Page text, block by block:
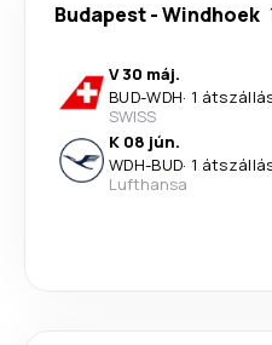
Budapest-Windhoek
V 30 máj.
BUD-WDH· 1
SWISS
K 08 jún.
WDH-BUD· 1
Lufthansa